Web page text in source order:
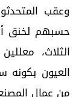
وعقب
حسبهم لخنق
الثلاث،
العيون
من عمال